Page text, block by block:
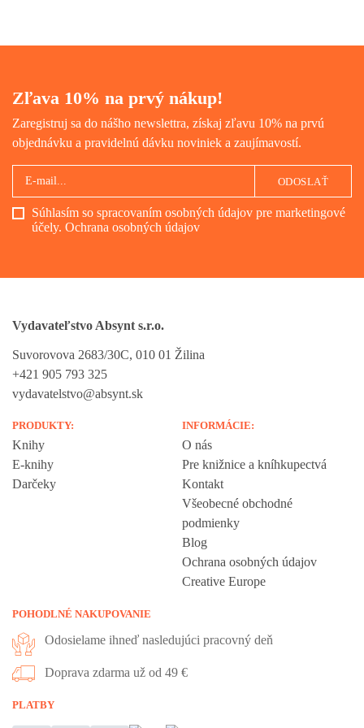
Zľava 10% na prvý nákup!
Zaregistruj sa do nášho newslettra, získaj zľavu 10% na prvú
objednávku a pravidelnú dávku noviniek a zaujímavostí.
Súhlasím so spracovaním osobných údajov pre marketingové
účely. Ochrana osobných údajov
ODOSLAŤ
Vydavateľstvo Absynt s.r.o.
Suvorovova 2683/30C, 010 01 Žilina
+421 905 793 325
vydavatelstvo@absynt.sk
PRODUKTY:
Knihy
E-knihy
Darčeky
INFORMÁCIE:
O nás
Pre knižnice a kníhkupectvá
Kontakt
Všeobecné obchodné
podmienky
Blog
Ochrana osobných údajov
Creative Europe
POHODLNÉ NAKUPOVANIE
Odosielame ihneď nasledujúci pracovný deň
Doprava zdarma už od 49 €
PLATBY
Vážime si vaše súkromie